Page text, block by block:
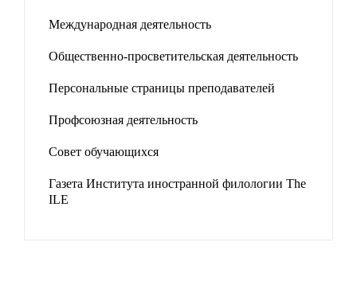
Международная деятельность
Общественно-просветительская деятельность
Персональные страницы преподавателей
Профсоюзная деятельность
Совет обучающихся
Газета Института иностранной филологии The
ILE